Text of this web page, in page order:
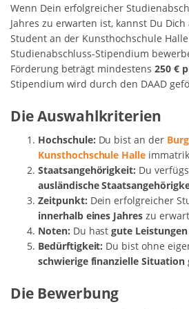
Wenn Dein erfolgreicher
Jahres zu erwarten ist, kannst Du
Student an der Kunsthochschule Halle
Studienabschluss-Stipendium
Förderung beträgt mindestens 250 €
Stipendium wird durch den DAAD
Die Auswahlkriterien
Hochschule: Du bist an der
Kunsthochschule Halle
Staatsangehörigkeit: Du
ausländische
Zeitpunkt: Dein erfolgreicher
innerhalb eines Jahres zu
Noten: Du hastgute Leistungen
Bedürftigkeit: Du bist ohne
schwierige finanzielle Situation
Die Bewerbung